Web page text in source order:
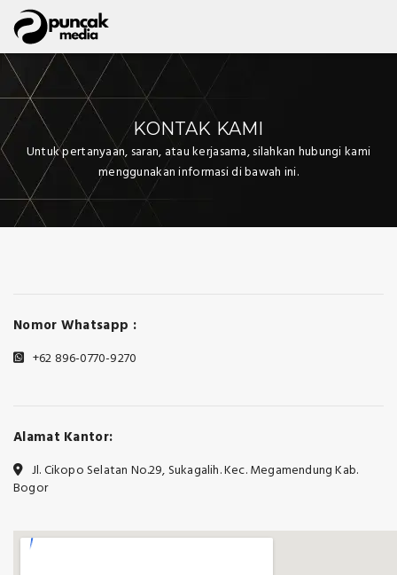
KONTAK KAMI
Untuk pertanyaan, saran, atau kerjasama, silahkan hubungi kami
menggunakan informasi di bawah ini.
Nomor Whatsapp :
+62 896-0770-9270
Alamat Kantor:
Jl. Cikopo Selatan No.29, Sukagalih. Kec. Megamendung Kab.
Bogor